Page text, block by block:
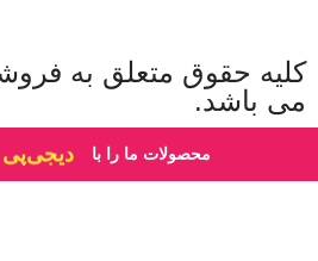
کلیه حقوق متعلق به
می باشد.
محصولات ما را با ترب‌پی